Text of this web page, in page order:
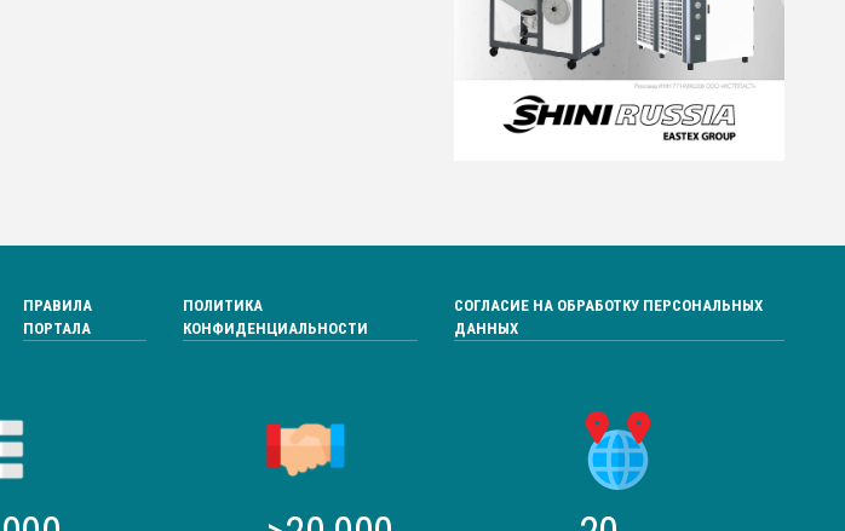
ПРАВИЛА
ПОРТАЛА
ПОЛИТИКА
КОНФИДЕНЦИАЛЬНОСТИ
СОГЛАСИЕ НА ОБРАБОТКУ ПЕРСОНАЛЬНЫХ
ДАННЫХ